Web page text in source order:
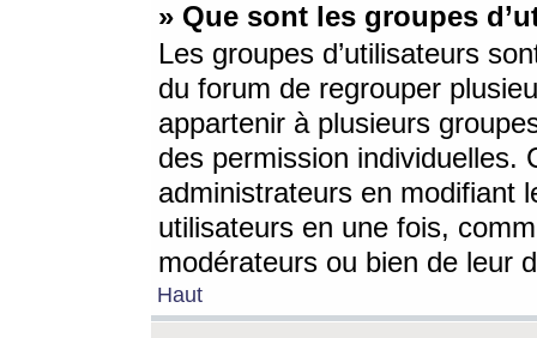
» Que sont les groupes
Les groupes d’utilisateurs
du forum de regrouper
appartenir à plusieurs
des permission individuelles.
administrateurs en modifiant
utilisateurs en une fois,
modérateurs ou bien de leur
Haut